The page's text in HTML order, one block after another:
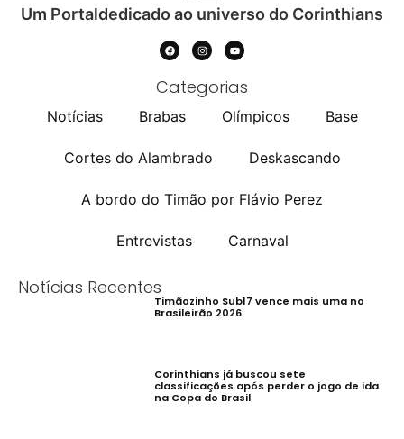
Um Portaldedicado ao universo do Corinthians
Categorias
Notícias Brabas Olímpicos Base
Cortes do Alambrado Deskascando
A bordo do Timão por Flávio Perez
Entrevistas Carnaval
Notícias Recentes
Timãozinho Sub17 vence mais uma no
Brasileirão 2026
Corinthians já buscou sete
classificações após perder o jogo de ida
na Copa do Brasil